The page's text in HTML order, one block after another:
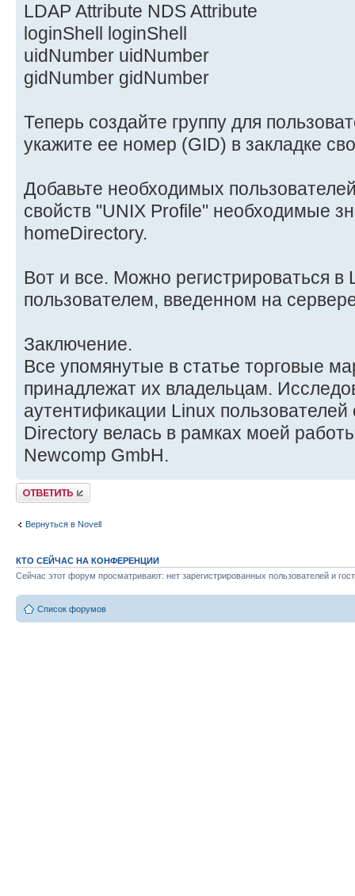
LDAP Attribute NDS Attribute
loginShell loginShell
uidNumber uidNumber
gidNumber gidNumber
Теперь создайте группу для
укажите ее номер (GID) в закладке
Добавьте необходимых
свойств "UNIX Profile" необходимые
homeDirectory.
Вот и все. Можно регистрироваться в
пользователем, введенном на
Заключение.
Все упомянутые в статье торговые
принадлежат их владельцам.
аутентификации Linux
Directory велась в рамках моей
Newcomp GmbH.
Ответить
Вернуться в Novell
КТО СЕЙЧАС НА КОНФЕРЕНЦИИ
Сейчас этот форум просматривают: нет зарегистрированных пользователей и
Список форумов